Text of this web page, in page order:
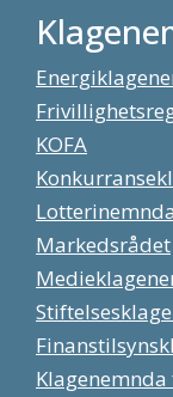
KOFA
Lotterinemnda
Markedsrådet